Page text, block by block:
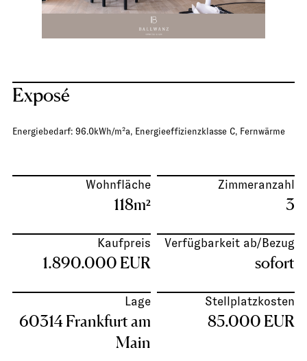
Exposé
Energiebedarf: 96.0kWh/m²a, Energieeffizienzklasse C, Fernwärme
Wohnfläche
118m²
Zimmeranzahl
3
Kaufpreis
1.890.000 EUR
Verfügbarkeit ab/Bezug
sofort
Lage
60314 Frankfurt am
Main
Stellplatzkosten
85.000 EUR